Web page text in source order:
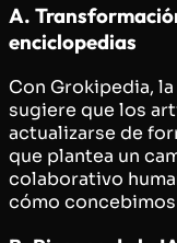
A.
enciclopedias
Con Grokipedia,
sugiere que los
actualizarse de
que plantea un
colaborativo
cómo